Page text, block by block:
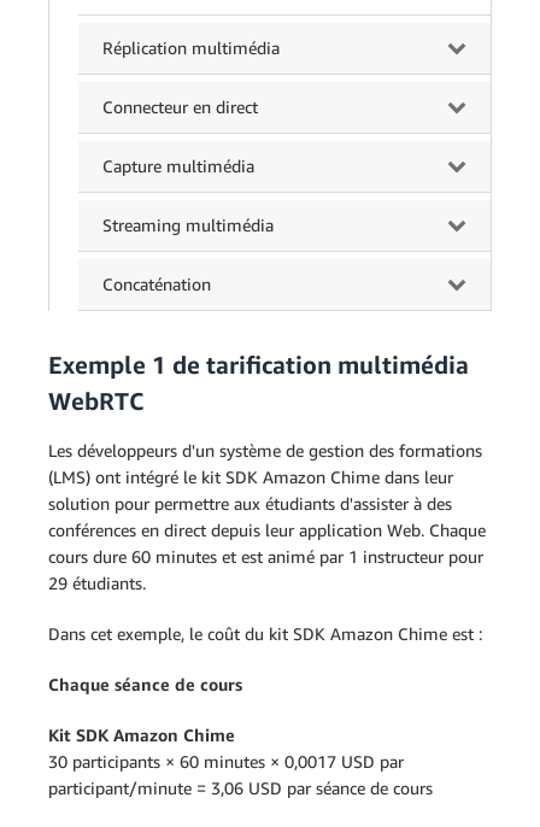
Réplication multimédia
Connecteur en direct
Capture multimédia
Streaming multimédia
Concaténation
Exemple 1 de tarification multimédia
WebRTC
Les développeurs d'un système de gestion des formations
(LMS) ont intégré le kit SDK Amazon Chime dans leur
solution pour permettre aux étudiants d'assister à des
conférences en direct depuis leur application Web. Chaque
cours dure 60 minutes et est animé par 1 instructeur pour
29 étudiants.
Dans cet exemple, le coût du kit SDK Amazon Chime est :
Chaque séance de cours
Kit SDK Amazon Chime
30 participants × 60 minutes × 0,0017 USD par
participant/minute = 3,06 USD par séance de cours